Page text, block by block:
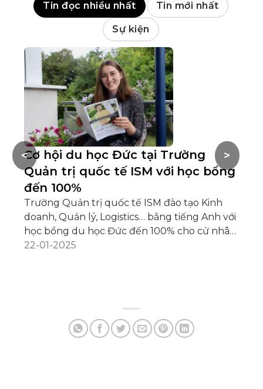
Tin đọc nhiều nhất Tin mới nhất
Sự kiện
Cơ hội du học Đức tại Trường
Quản trị quốc tế ISM với học bổng
đến 100%
Trường Quản trị quốc tế ISM đào tạo Kinh
doanh, Quản lý, Logistics… bằng tiếng Anh với
học bổng du học Đức đến 100% cho cử nhân,
thạc sĩ. Tìm hiểu ngay!
22-01-2025
>
<